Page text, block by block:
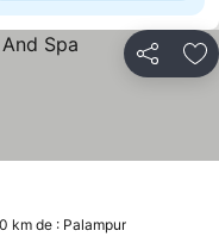
Partager
km de : Palampur